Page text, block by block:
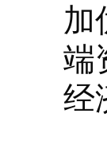
加
端
经